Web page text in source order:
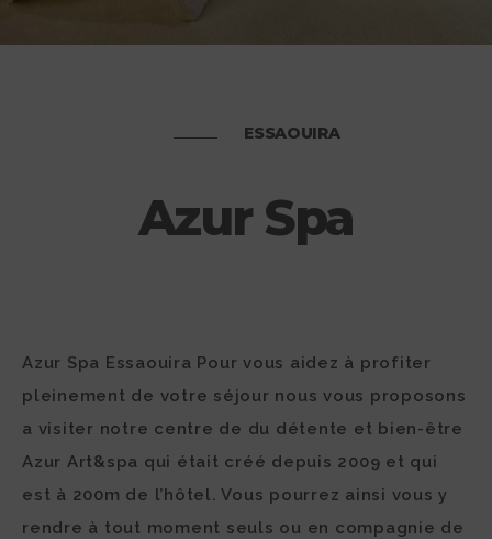
ESSAOUIRA
Azur Spa
Azur Spa Essaouira Pour vous aidez à profiter
pleinement de votre séjour nous vous proposons
a visiter notre centre de du détente et bien-être
Azur Art&spa qui était créé depuis 2009 et qui
est à 200m de l’hôtel. Vous pourrez ainsi vous y
rendre à tout moment seuls ou en compagnie de